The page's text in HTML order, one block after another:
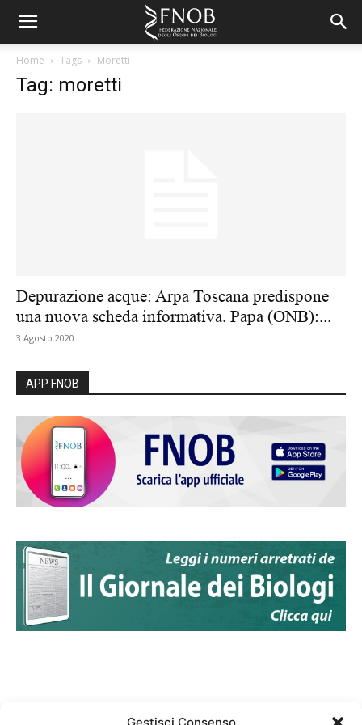
Home Tags Moretti
Tag: moretti
Depurazione acque: Arpa Toscana predispone
una nuova scheda informativa. Papa (ONB):...
3 Agosto 2020
APP FNOB